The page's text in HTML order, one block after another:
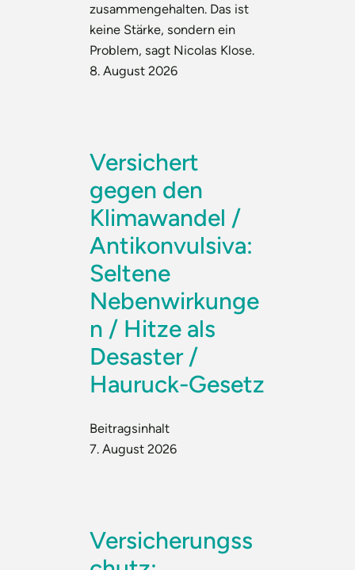
zusammengehalten. Das ist
keine Stärke, sondern ein
Problem, sagt Nicolas Klose.
8. August 2026
Versichert
gegen den
Klimawandel /
Antikonvulsiva:
Seltene
Nebenwirkunge
n / Hitze als
Desaster /
Hauruck-Gesetz
Beitragsinhalt
7. August 2026
Versicherungss